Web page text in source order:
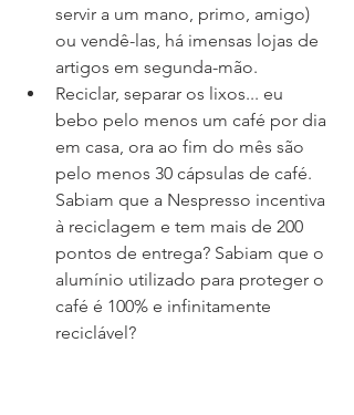
servir a um mano, primo, amigo)
ou vendê-las, há imensas lojas de
artigos em segunda-mão.
Reciclar, separar os lixos... eu
bebo pelo menos um café por dia
em casa, ora ao fim do mês são
pelo menos 30 cápsulas de café.
Sabiam que a Nespresso incentiva
à reciclagem e tem mais de 200
pontos de entrega? Sabiam que o
alumínio utilizado para proteger o
café é 100% e infinitamente
reciclável?